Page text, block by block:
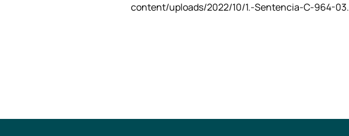
content/uploads/2022/10/1.-Sentencia-C-964-